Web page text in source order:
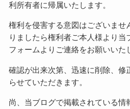
利所有者に帰属いたします。
権利を侵害する意図はございませ
りましたら権利者ご本人様より当
フォームよりご連絡をお願いいた
確認が出来次第、迅速に削除、修
らせていただきます。
尚、当ブログで掲載されている情